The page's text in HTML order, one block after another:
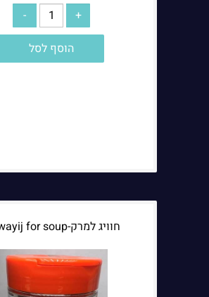
הוסף לסל
חוויג למרק-Hawayij for soup